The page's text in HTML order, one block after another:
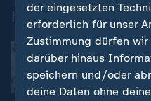
heute-
der eingesetzten
erforderlich für unser
Zustimmung dürfen
darüber hinaus
speichern und/oder
deine Daten ohne